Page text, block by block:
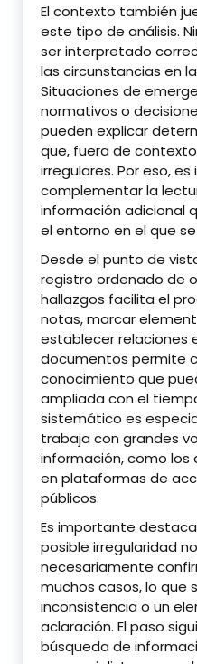
El contexto también
este tipo de análisis.
ser interpretado
las circunstancias en
Situaciones de
normativos o
pueden explicar
que, fuera de
irregulares. Por eso,
complementar la
información adicional
el entorno en el que
Desde el punto de
registro ordenado de
hallazgos facilita el
notas, marcar
establecer relaciones
documentos permite
conocimiento que
ampliada con el
sistemático es
trabaja con grandes
información, como los
en plataformas de
públicos.
Es importante
posible irregularidad
necesariamente
muchos casos, lo que
inconsistencia o un
aclaración. El paso
búsqueda de